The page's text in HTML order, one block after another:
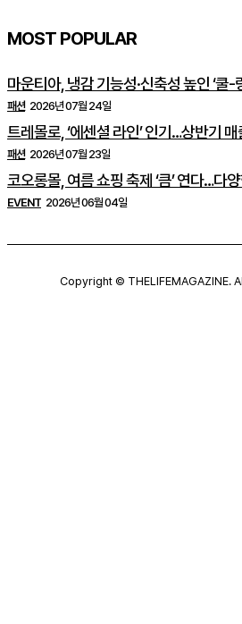
MOST POPULAR
마운티아, 냉감 기능성·신축성 높인 ‘쿨-
패션 2026년 07월 24일
트레몰로, ‘에센셜 라인’ 인기…상반기
패션 2026년 07월 23일
코오롱몰, 여름 쇼핑 축제 ‘큼’ 연다…다
EVENT 2026년 06월 04일
Copyright © THELIFEMAGAZINE.